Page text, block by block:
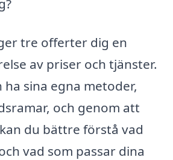
tre offerter dig en
av priser och tjänster.
sina egna metoder,
och genom att
du bättre förstå vad
vad som passar dina